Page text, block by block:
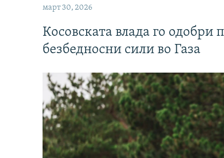
март 30, 2026
Косовската влада го одобри
безбедносни сили во Газа